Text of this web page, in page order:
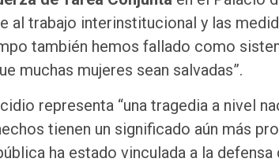
al trabajo interinstitucional y las
también hemos fallado como
muchas mujeres sean salvadas”.
representa “una tragedia a nivel
tienen un significado aún más
ha estado vinculada a la